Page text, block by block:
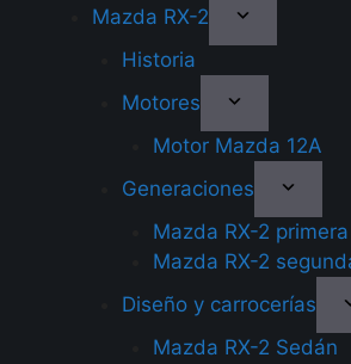
Mazda RX-2
Historia
Motores
Motor Mazda 12A
Generaciones
Mazda RX-2
Mazda RX-2
Diseño y carrocerías
Mazda RX-2 Sedán